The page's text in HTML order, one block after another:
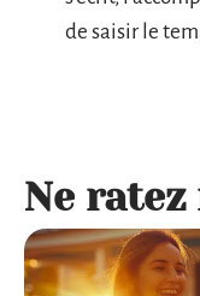
de saisir le
Ne